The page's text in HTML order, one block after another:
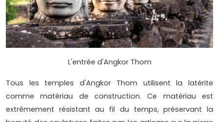
L'entrée d'Angkor Thom
Tous les temples d'Angkor Thom utilisent la latérite
comme matériau de construction. Ce matériau est
extrêmement résistant au fil du temps, préservant la